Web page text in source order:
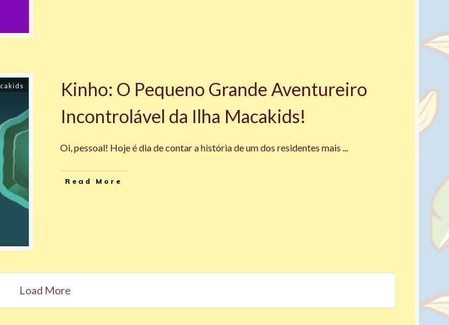
Kinho: O Pequeno Grande Aventureiro
Incontrolável da Ilha Macakids!
Oi, pessoal! Hoje é dia de contar a história de um dos residentes mais ...
Read More
Load More